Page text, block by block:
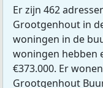
Er zijn 462
Grootgenhout in
woningen in de
woningen hebben
€373.000. Er
Grootgenhout